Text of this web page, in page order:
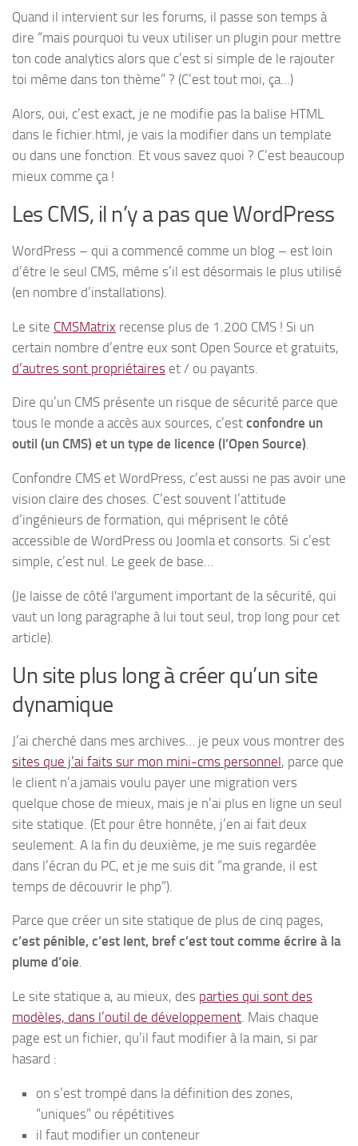
Quand il intervient sur les forums, il passe son temps à
dire “mais pourquoi tu veux utiliser un plugin pour mettre
ton code analytics alors que c’est si simple de le rajouter
toi même dans ton thème” ? (C’est tout moi, ça…)
Alors, oui, c’est exact, je ne modifie pas la balise HTML
dans le fichier.html, je vais la modifier dans un template
ou dans une fonction. Et vous savez quoi ? C’est beaucoup
mieux comme ça !
Les CMS, il n’y a pas que WordPress
WordPress – qui a commencé comme un blog – est loin
d’être le seul CMS, même s’il est désormais le plus utilisé
(en nombre d’installations).
Le site CMSMatrix recense plus de 1.200 CMS ! Si un
certain nombre d’entre eux sont Open Source et gratuits,
d’autres sont propriétaires et / ou payants.
Dire qu’un CMS présente un risque de sécurité parce que
tous le monde a accès aux sources, c’est confondre un
outil (un CMS) et un type de licence (l’Open Source).
Confondre CMS et WordPress, c’est aussi ne pas avoir une
vision claire des choses. C’est souvent l’attitude
d’ingénieurs de formation, qui méprisent le côté
accessible de WordPress ou Joomla et consorts. Si c’est
simple, c’est nul. Le geek de base…
(Je laisse de côté l'argument important de la sécurité, qui
vaut un long paragraphe à lui tout seul, trop long pour cet
article).
Un site plus long à créer qu’un site
dynamique
J’ai cherché dans mes archives… je peux vous montrer des
sites que j’ai faits sur mon mini-cms personnel, parce que
le client n’a jamais voulu payer une migration vers
quelque chose de mieux, mais je n’ai plus en ligne un seul
site statique. (Et pour être honnête, j’en ai fait deux
seulement. A la fin du deuxième, je me suis regardée
dans l’écran du PC, et je me suis dit “ma grande, il est
temps de découvrir le php”).
Parce que créer un site statique de plus de cinq pages,
c’est pénible, c’est lent, bref c’est tout comme écrire à la
plume d’oie.
Le site statique a, au mieux, des parties qui sont des
modèles, dans l’outil de développement . Mais chaque
page est un fichier, qu’il faut modifier à la main, si par
hasard :
on s’est trompé dans la définition des zones,
“uniques” ou répétitives
il faut modifier un conteneur